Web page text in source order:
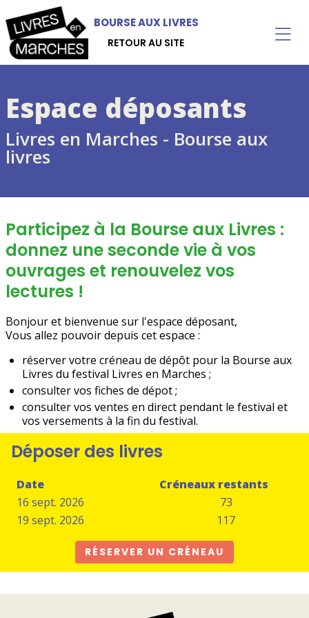
BOURSE AUX LIVRES
RETOUR AU SITE
Espace déposants
Livres en Marches - Bourse aux
livres
Participez à la Bourse aux Livres :
donnez une seconde vie à vos
ouvrages et renouvelez vos
lectures !
Bonjour et bienvenue sur l'espace déposant,
Vous allez pouvoir depuis cet espace :
réserver votre créneau de dépôt pour la Bourse aux
Livres du festival Livres en Marches ;
consulter vos fiches de dépot ;
consulter vos ventes en direct pendant le festival et
vos versements à la fin du festival.
Déposer des livres
Date
Créneaux restants
16 sept. 2026
73
19 sept. 2026
117
RÉSERVER UN CRÉNEAU